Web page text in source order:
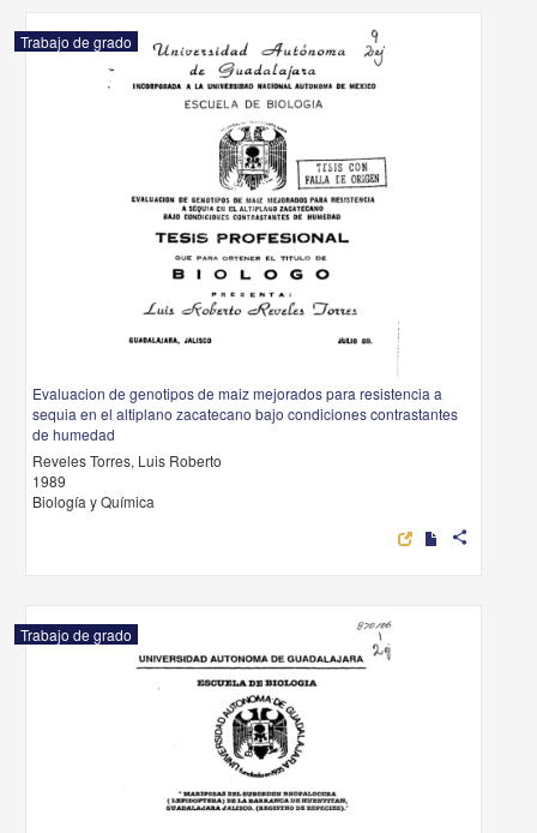
Trabajo de grado
Evaluacion de genotipos de maiz mejorados para resistencia a
sequia en el altiplano zacatecano bajo condiciones contrastantes
de humedad
Reveles Torres, Luis Roberto
1989
Biología y Química
share
Trabajo de grado